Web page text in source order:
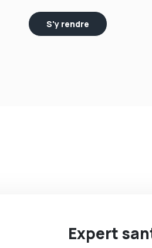
S'y rendre
Expert